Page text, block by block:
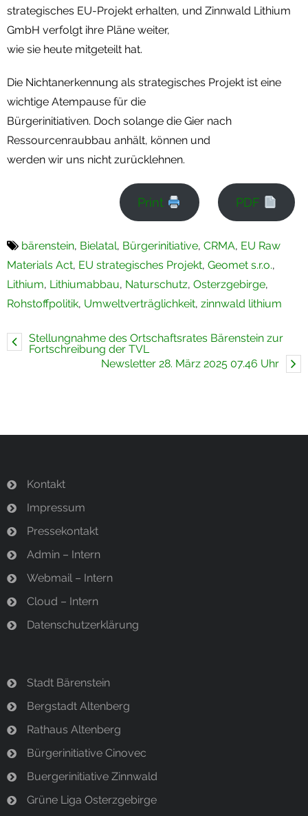
strategisches EU-Projekt erhalten, und Zinnwald Lithium
GmbH verfolgt ihre Pläne weiter,
wie sie heute mitgeteilt hat.
Die Nichtanerkennung als strategisches Projekt ist eine
wichtige Atempause für die
Bürgerinitiativen. Doch solange die Gier nach
Ressourcenraubbau anhält, können und
werden wir uns nicht zurücklehnen.
Print PDF
bärenstein, Bielatal, Bürgerinitiative, CRMA, EU Raw
Materials Act, EU strategisches Projekt, Geomet s.r.o.,
Lithium, Lithiumabbau, Naturschutz, Osterzgebirge,
Rohstoffpolitik, Umweltverträglichkeit, zinnwald lithium
Stellungnahme des Ortschaftsrates Bärenstein zur
Fortschreibung der TVL
Newsletter 28. März 2025 07.46 Uhr
Kontakt
Impressum
Pressekontakt
Admin – Intern
Webmail – Intern
Cloud – Intern
Datenschutzerklärung
Stadt Bärenstein
Bergstadt Altenberg
Rathaus Altenberg
Bürgerinitiative Cinovec
Buergerinitiative Zinnwald
Grüne Liga Osterzgebirge